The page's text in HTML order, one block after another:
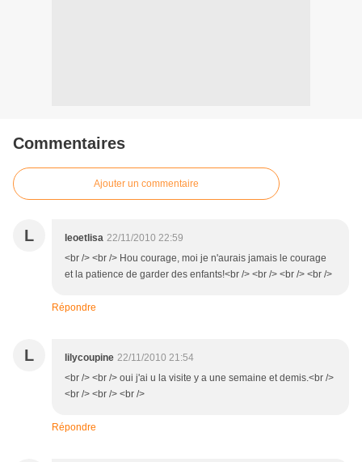
Commentaires
Ajouter un commentaire
L leoetlisa 22/11/2010 22:59
<br /> <br /> Hou courage, moi je n'aurais jamais le courage
et la patience de garder des enfants!<br /> <br /> <br /> <br />
Répondre
L lilycoupine 22/11/2010 21:54
<br /> <br /> oui j'ai u la visite y a une semaine et demis.<br />
<br /> <br /> <br />
Répondre